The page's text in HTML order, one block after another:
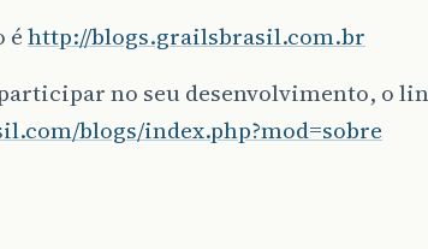
éhttp://blogs.grailsbrasil.com.br
no seu desenvolvimento, o
blogs/index.php?mod=sobre